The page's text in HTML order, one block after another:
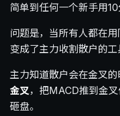
简单到任何一个新手用10
问题是，当所有人都在
变成了主力收割散户的工
主力知道散户会在金叉
金叉，把MACD推到金
砸盘。